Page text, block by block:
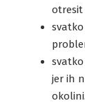
otresit
jer ih
okolini.